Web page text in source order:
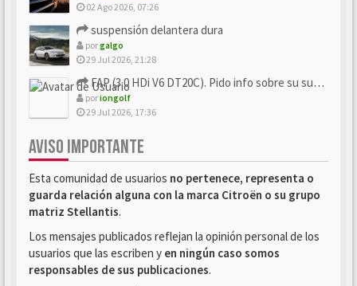
02 Ago 2026, 07:26
suspensión delantera dura
porgalgo
29 Jul 2026, 21:28
FAP (3.0 HDi V6 DT20C). Pido info sobre su sustitución
poriongolf
29 Jul 2026, 17:36
AVISO IMPORTANTE
Esta comunidad de usuarios no pertenece, representa o
guarda relación alguna con la marca Citroën o su grupo
matriz Stellantis.
Los mensajes publicados reflejan la opinión personal de los
usuarios que las escriben y en ningún caso somos
responsables de sus publicaciones.